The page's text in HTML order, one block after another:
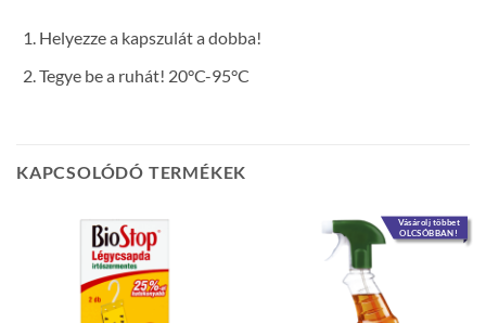
Helyezze a kapszulát a dobba!
Tegye be a ruhát! 20°C-95°C
KAPCSOLÓDÓ TERMÉKEK
Vásárolj többet
OLCSÓBBAN!